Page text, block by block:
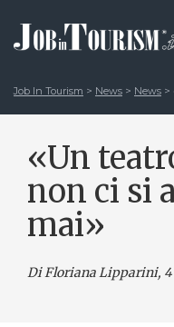
Job In Tourism > News > News >
«Un
non ci si
mai»
Di Floriana Lipparini,